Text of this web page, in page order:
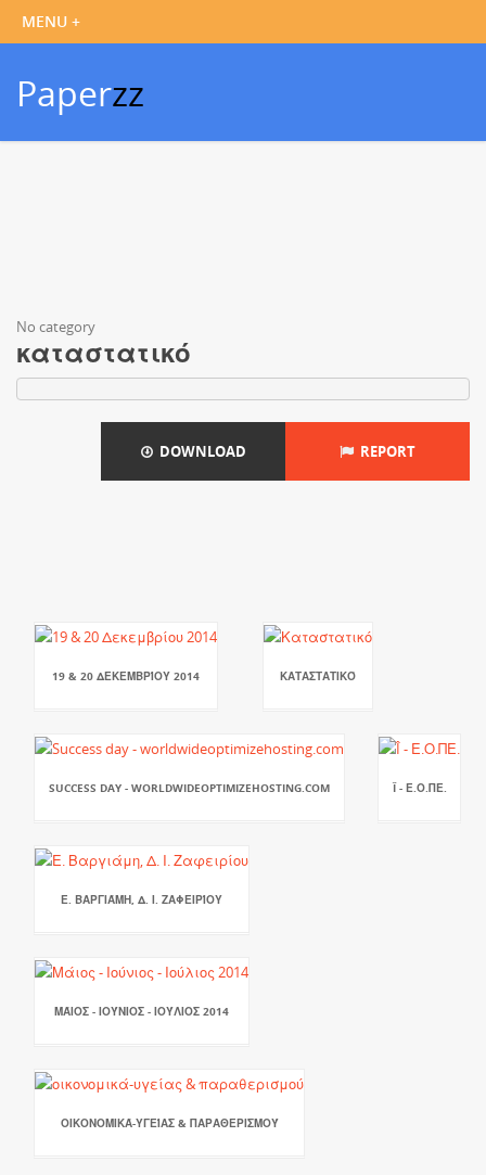
Paperzz
No category
καταστατικό
DOWNLOAD REPORT
19 & 20 ΔΕΚΕΜΒΡΊΟΥ 2014 ΚΑΤΑΣΤΑΤΙΚΌ
SUCCESS DAY - WORLDWIDEOPTIMIZEHOSTING.COM
Ε. ΒΑΡΓΙΆΜΗ, Δ. Ι. ΖΑΦΕΙΡΊΟΥ
ΜΆΙΟΣ - ΙΟΎΝΙΟΣ - ΙΟΎΛΙΟΣ 2014
ΟΙΚΟΝΟΜΙΚΆ-ΥΓΕΊΑΣ & ΠΑΡΑΘΕΡΙΣΜΟΎ
Î - Ε.Ο.ΠΕ.